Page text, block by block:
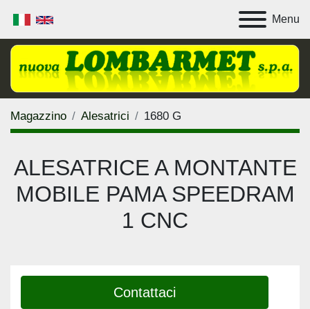
Menu
Magazzino Alesatrici 1680 G
ALESATRICE A MONTANTE
MOBILE PAMA SPEEDRAM
1 CNC
Contattaci